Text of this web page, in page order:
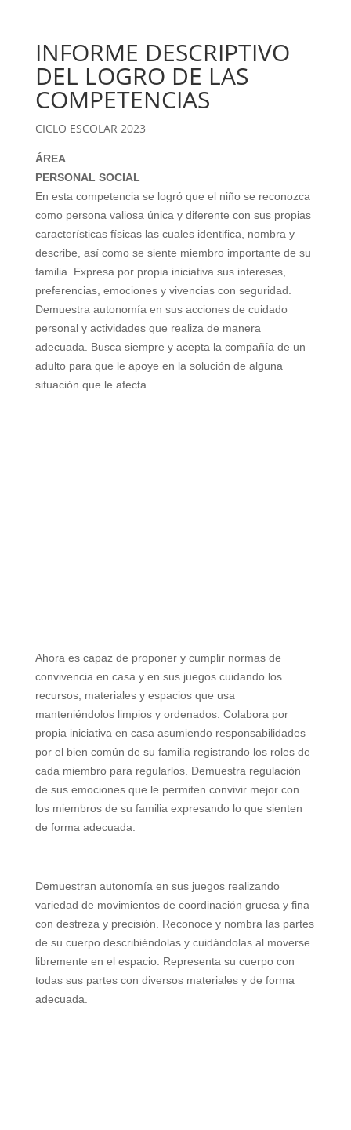
INFORME DESCRIPTIVO
DEL LOGRO DE LAS
COMPETENCIAS
CICLO ESCOLAR 2023
ÁREA
PERSONAL SOCIAL
En esta competencia se logró que el niño se reconozca
como persona valiosa única y diferente con sus propias
características físicas las cuales identifica, nombra y
describe, así como se siente miembro importante de su
familia. Expresa por propia iniciativa sus intereses,
preferencias, emociones y vivencias con seguridad.
Demuestra autonomía en sus acciones de cuidado
personal y actividades que realiza de manera
adecuada. Busca siempre y acepta la compañía de un
adulto para que le apoye en la solución de alguna
situación que le afecta.
Ahora es capaz de proponer y cumplir normas de
convivencia en casa y en sus juegos cuidando los
recursos, materiales y espacios que usa
manteniéndolos limpios y ordenados. Colabora por
propia iniciativa en casa asumiendo responsabilidades
por el bien común de su familia registrando los roles de
cada miembro para regularlos. Demuestra regulación
de sus emociones que le permiten convivir mejor con
los miembros de su familia expresando lo que sienten
de forma adecuada.
Demuestran autonomía en sus juegos realizando
variedad de movimientos de coordinación gruesa y fina
con destreza y precisión. Reconoce y nombra las partes
de su cuerpo describiéndolas y cuidándolas al moverse
libremente en el espacio. Representa su cuerpo con
todas sus partes con diversos materiales y de forma
adecuada.